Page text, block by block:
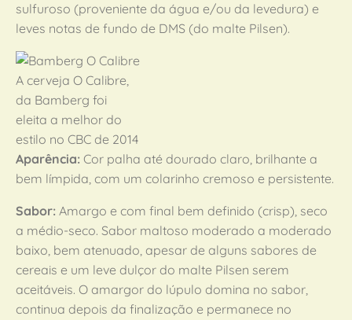
sulfuroso (proveniente da água e/ou da levedura) e
leves notas de fundo de DMS (do malte Pilsen).
A cerveja O Calibre,
da Bamberg foi
eleita a melhor do
estilo no CBC de 2014
Aparência: Cor palha até dourado claro, brilhante a
bem límpida, com um colarinho cremoso e persistente.
Sabor: Amargo e com final bem definido (crisp), seco
a médio-seco. Sabor maltoso moderado a moderado
baixo, bem atenuado, apesar de alguns sabores de
cereais e um leve dulçor do malte Pilsen serem
aceitáveis. O amargor do lúpulo domina no sabor,
continua depois da finalização e permanece no